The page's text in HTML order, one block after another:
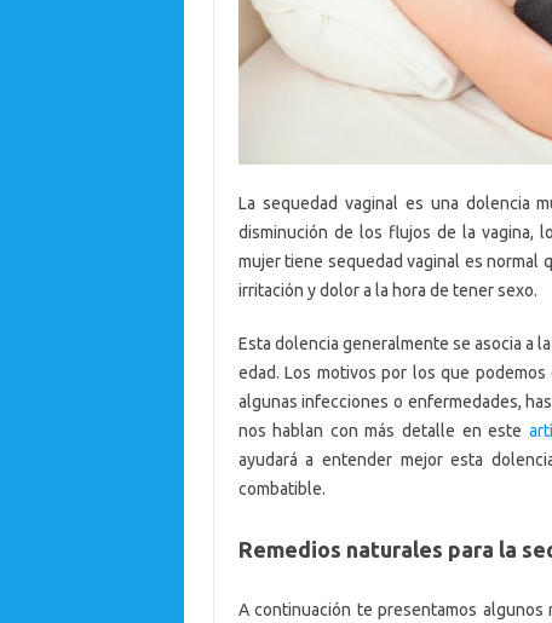
La sequedad vaginal es una dolencia
disminución de los flujos de la vagina,
mujer tiene sequedad vaginal es normal
irritación y dolor a la hora de tener sexo.
Esta dolencia generalmente se asocia a
edad. Los motivos por los que
algunas infecciones o enfermedades,
nos hablan con más detalle en este
ayudará a entender mejor esta
combatible.
Remedios naturales para la
A continuación te presentamos